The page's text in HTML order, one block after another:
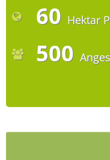
60 Hektar
500